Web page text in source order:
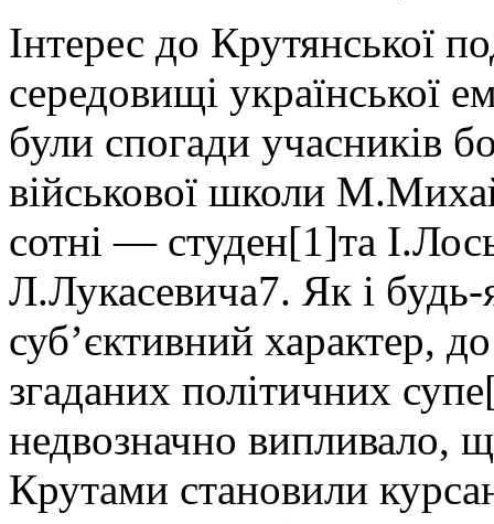
Інтерес до Крутянської
середовищі української
були спогади учасників
військової школи
сотні — студен[1]та
Л.Лукасевича7. Як і
суб’єктивний характер,
згаданих політичних
недвозначно випливало,
Крутами становили